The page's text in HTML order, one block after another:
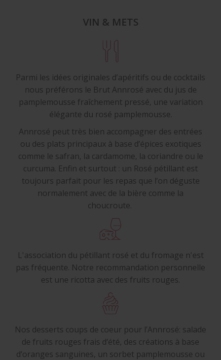
VIN & METS
Parmi les idées originales d’apéritifs ou de cocktails
nous préférons le Brut Annrosé avec du jus de
pamplemousse fraîchement pressé, une variation
élégante du rosé pamplemousse.
Annrosé peut très bien accompagner des entrées
ou des plats principaux à base d’épices exotiques
comme le safran, la cardamome, la coriandre ou le
curcuma. Enfin et surtout : un Rosé pétillant est
toujours parfait pour les repas que l’on déguste
normalement avec de la bière comme la
choucroute.
L'association du pétillant rosé et du fromage n'est
pas fréquente. Notre recommandation personnelle
est une ricotta avec des fruits rouges.
Nos desserts coups de coeur pour l’Annrosé: salade
de fruits rouges frais d‘été, des créations à base
d‘oranges sanguines, un sorbet pamplemousse ou